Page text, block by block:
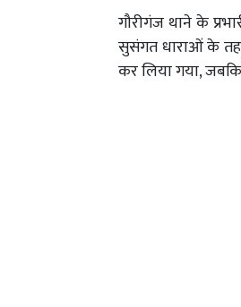
गौरीगंज थाने के
सुसंगत धाराओं के तहत
कर लिया गया,